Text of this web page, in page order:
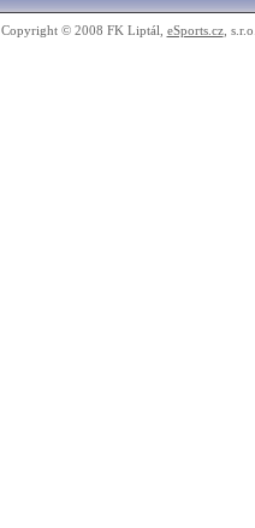
Copyright © 2008 FK Liptál, eSports.cz,